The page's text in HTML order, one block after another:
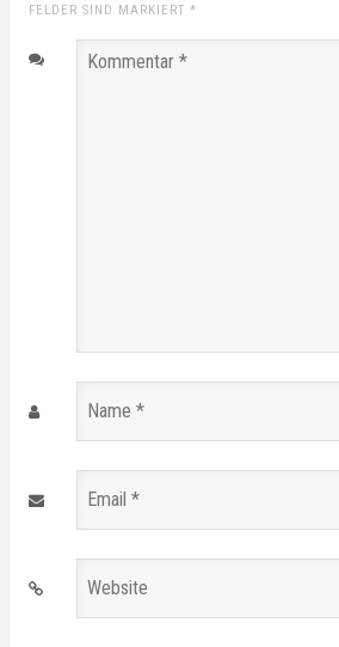
FELDER SIND MARKIERT *
Kommentar
Name
Email
Website